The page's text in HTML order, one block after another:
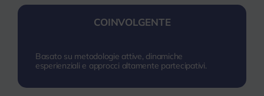
COINVOLGENTE
Basato su metodologie attive, dinamiche
esperienziali e approcci altamente partecipativi.